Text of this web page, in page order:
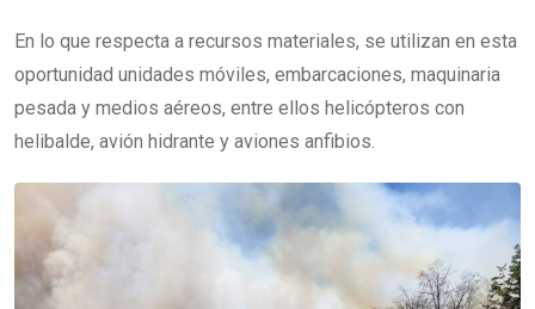
En lo que respecta a recursos materiales, se utilizan en esta
oportunidad unidades móviles, embarcaciones, maquinaria
pesada y medios aéreos, entre ellos helicópteros con
helibalde, avión hidrante y aviones anfibios.